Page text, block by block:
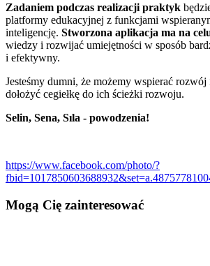
Zadaniem podczas realizacji praktyk
platformy edukacyjnej z funkcjami
inteligencję. Stworzona aplikacja ma na
wiedzy i rozwijać umiejętności w sposób
i efektywny.
Jesteśmy dumni, że możemy wspierać rozwój
dołożyć cegiełkę do ich ścieżki rozwoju.
Selin, Sena, Sıla - powodzenia!
https://www.facebook.com/photo/?
Mogą Cię zainteresować